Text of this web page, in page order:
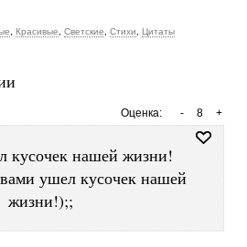
Красивые Светские Стихи Цитаты
Оценка: +
8
-
кусочек нашей жизни!
ушел кусочек нашей
жизни!);;